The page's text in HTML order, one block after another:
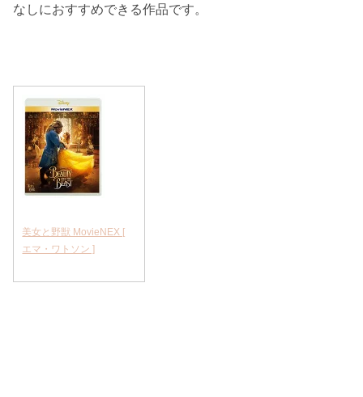
なしにおすすめできる作品です。
美女と野獣 MovieNEX [
エマ・ワトソン ]